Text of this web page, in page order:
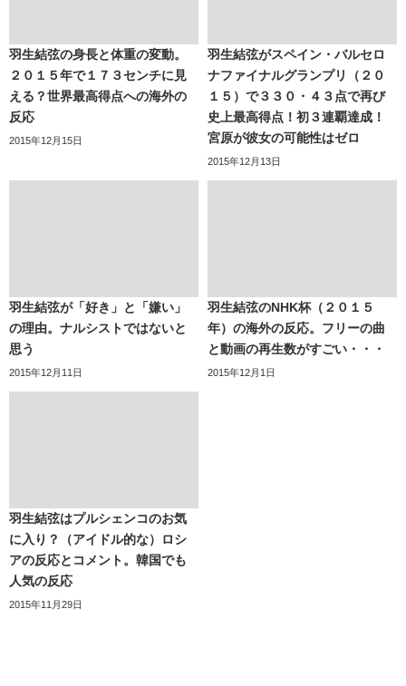
羽生結弦の身長と体重の変動。
２０１５年で１７３センチに見
える？世界最高得点への海外の
反応
2015年12月15日
羽生結弦がスペイン・バルセロ
ナファイナルグランプリ（２０
１５）で３３０・４３点で再び
史上最高得点！初３連覇達成！
宮原が彼女の可能性はゼロ
2015年12月13日
羽生結弦が「好き」と「嫌い」
の理由。ナルシストではないと
思う
2015年12月11日
羽生結弦のNHK杯（２０１５
年）の海外の反応。フリーの曲
と動画の再生数がすごい・・・
2015年12月1日
羽生結弦はプルシェンコのお気
に入り？（アイドル的な）ロシ
アの反応とコメント。韓国でも
人気の反応
2015年11月29日